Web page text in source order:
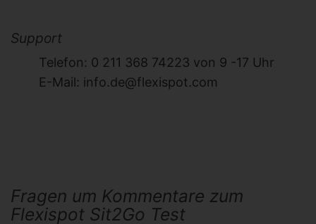
Support
Telefon: 0 211 368 74223 von 9 -17 Uhr
E-Mail: info.de@flexispot.com
Fragen um Kommentare zum
Flexispot Sit2Go Test